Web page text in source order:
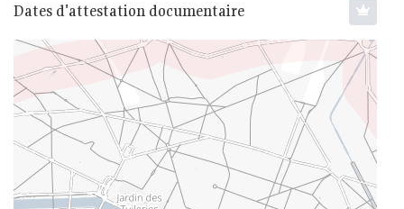
Dates d'attestation documentaire